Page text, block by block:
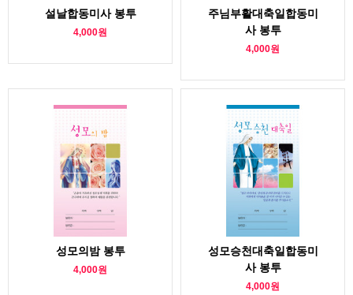
설날합동미사 봉투
4,000원
주님부활대축일합동미
사 봉투
4,000원
성모의밤 봉투
4,000원
성모승천대축일합동미
사 봉투
4,000원